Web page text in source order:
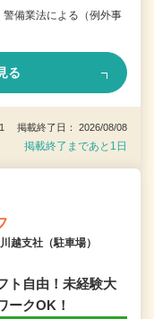
備業法による（例外事
る
掲載終了日： 2026/08/08
掲載終了まであと1日
越支社（駐車場）
ト自由！未経験大
ークOK！